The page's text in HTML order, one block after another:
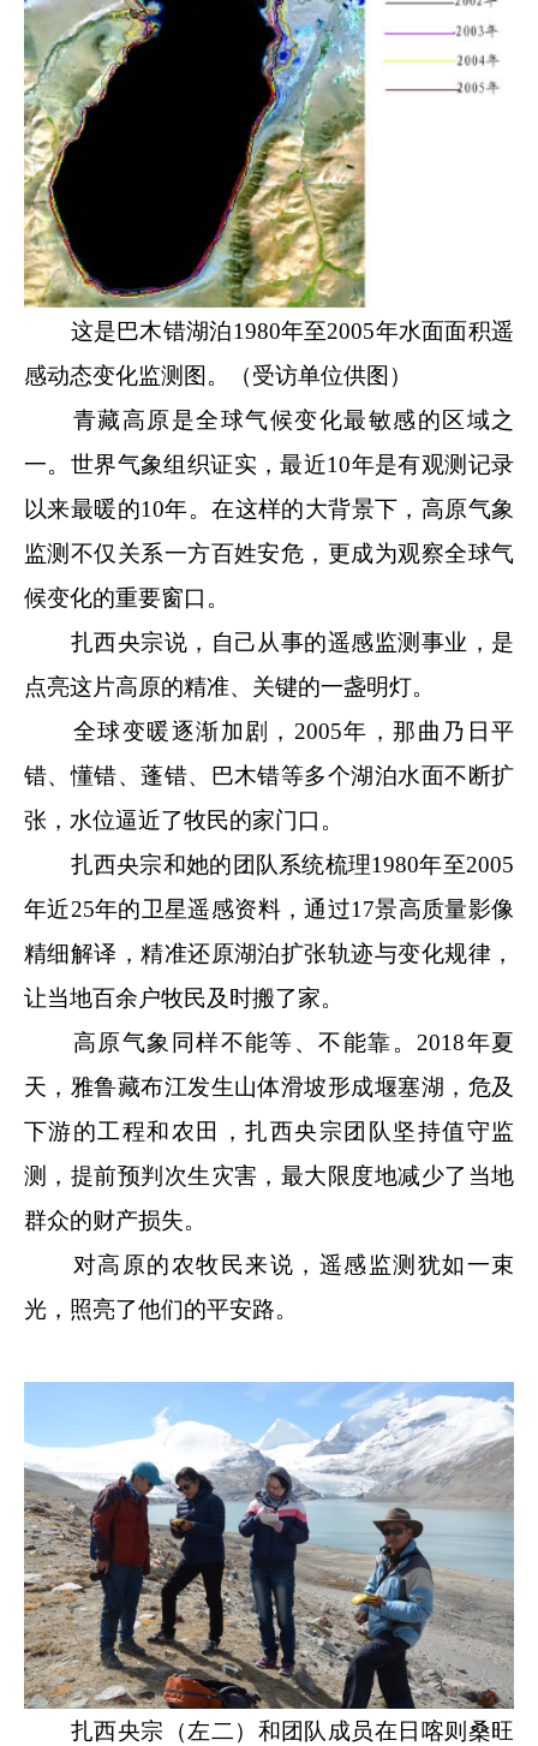
这是巴木错湖泊1980年至2005年水面面积遥
感动态变化监测图。（受访单位供图）
青藏高原是全球气候变化最敏感的区域之
一。世界气象组织证实，最近10年是有观测记录
以来最暖的10年。在这样的大背景下，高原气象
监测不仅关系一方百姓安危，更成为观察全球气
候变化的重要窗口。
扎西央宗说，自己从事的遥感监测事业，是
点亮这片高原的精准、关键的一盏明灯。
全球变暖逐渐加剧，2005年，那曲乃日平
错、懂错、蓬错、巴木错等多个湖泊水面不断扩
张，水位逼近了牧民的家门口。
扎西央宗和她的团队系统梳理1980年至2005
年近25年的卫星遥感资料，通过17景高质量影像
精细解译，精准还原湖泊扩张轨迹与变化规律，
让当地百余户牧民及时搬了家。
高原气象同样不能等、不能靠。2018年夏
天，雅鲁藏布江发生山体滑坡形成堰塞湖，危及
下游的工程和农田，扎西央宗团队坚持值守监
测，提前预判次生灾害，最大限度地减少了当地
群众的财产损失。
对高原的农牧民来说，遥感监测犹如一束
光，照亮了他们的平安路。
扎西央宗（左二）和团队成员在日喀则桑旺